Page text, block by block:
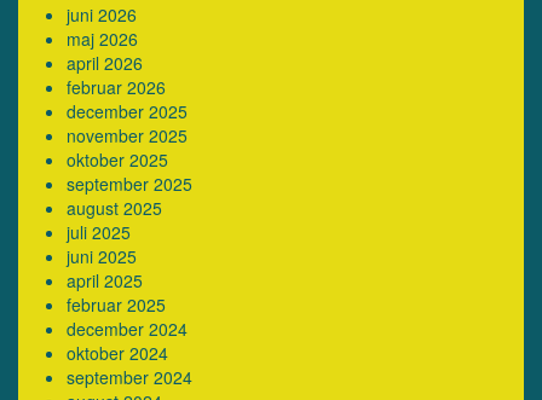
juni 2026
maj 2026
april 2026
februar 2026
december 2025
november 2025
oktober 2025
september 2025
august 2025
juli 2025
juni 2025
april 2025
februar 2025
december 2024
oktober 2024
september 2024